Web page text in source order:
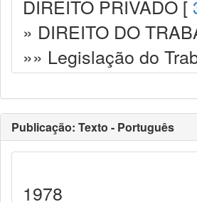
DIREITO PRIVADO [
» DIREITO DO
»» Legislação do
Publicação: Texto - Português
1978